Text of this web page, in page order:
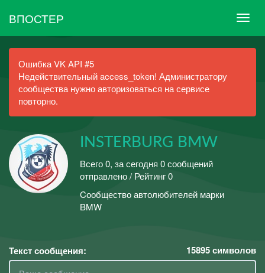
ВПОСТЕР
Ошибка VK API #5
Недействительный access_token! Администратору
сообщества нужно авторизоваться на сервисе
повторно.
INSTERBURG BMW
Всего 0, за сегодня 0 сообщений
отправлено / Рейтинг 0
Cообщество автолюбителей марки
BMW
Текст сообщения: 15895символов